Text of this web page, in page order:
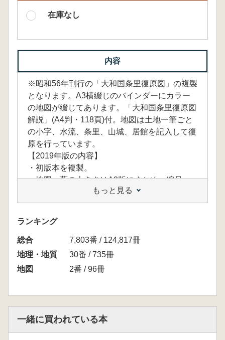
在庫なし
内容
※昭和56年刊行の「大和国条里復原図」の複製
となります。A3横綴じのバインダーにカラー
の地図が綴じてあります。「大和国条里復原図
解説」(A4判・118頁)付。地図は土地一筆ごと
の小字、水流、条里、山城、居館を記入して復
原を行っています。
【2019年版の内容】
・初版本を複製。
・地図一葉の大きさはA3版にまとめ、縮尺
1/8,000として取扱をしやすく変更※初版は箱
入り109葉の地図(縮尺1/5,000)でした
・綴じはルーズリーフ式となり、取外しも簡単
です。
・同封の『大和国条里復原図解説』は市町村合
併後の新市町名に改訂し、また地図索引に検索
しやすいように工夫されています
もっと見る
ランキング
総合
7,803番 / 124,817冊
地理・地質
30番 / 735冊
地図
2番 / 96冊
一緒に買われている本